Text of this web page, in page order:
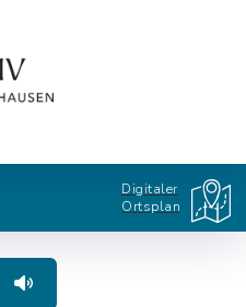
Digitaler
Ortsplan